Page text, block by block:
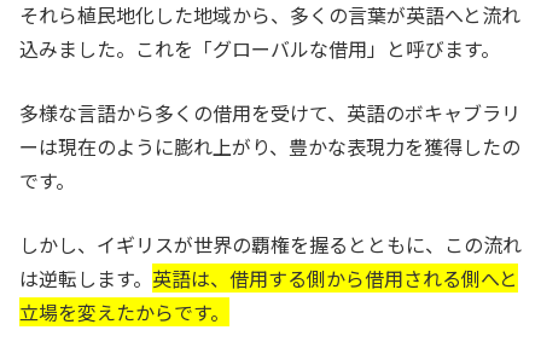
それら植民地化した地域から、多くの言葉が英語へと流れ
込みました。これを「グローバルな借用」と呼びます。
多様な言語から多くの借用を受けて、英語のボキャブラリ
ーは現在のように膨れ上がり、豊かな表現力を獲得したの
です。
しかし、イギリスが世界の覇権を握るとともに、この流れ
は逆転します。 英語は、借用する側から借用される側へと
立場を変えたからです。